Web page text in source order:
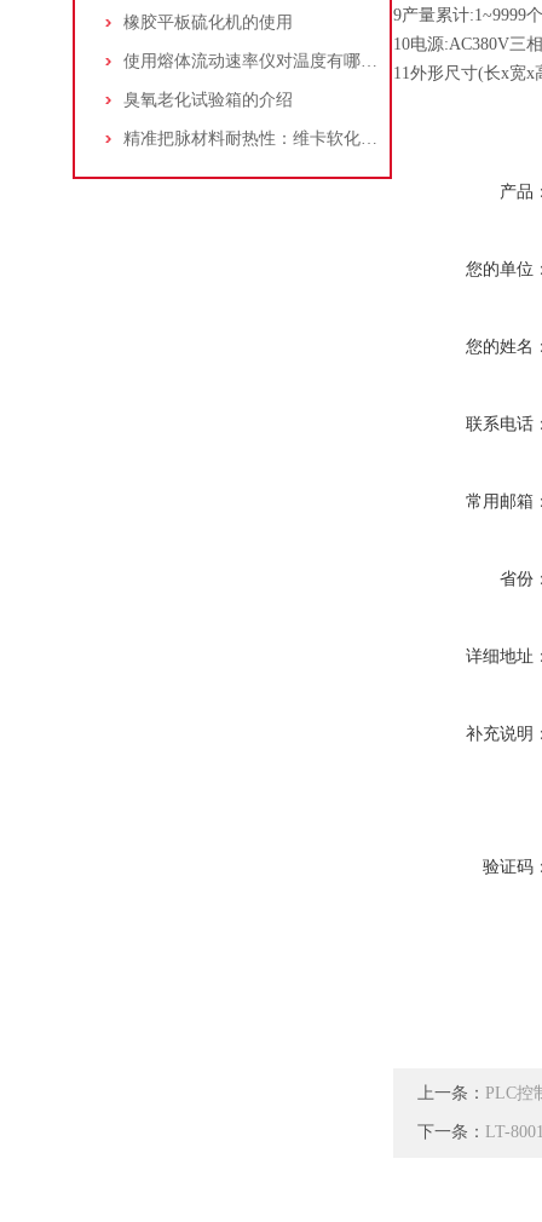
橡胶平板硫化机的使用
使用熔体流动速率仪对温度有哪些要求
臭氧老化试验箱的介绍
精准把脉材料耐热性：维卡软化点测定仪标准化操作指南
9产量累计:1~9999个
10电源:AC380V三
11外形尺寸(长x宽x
产品
您的单位
您的姓名
联系电话
常用邮箱
省份
详细地址
补充说明
验证码
上一条： PLC控
下一条： LT-